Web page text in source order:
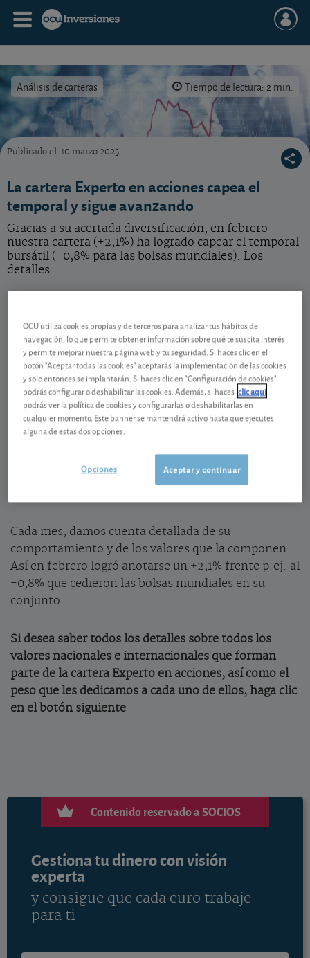
Análisis de carteras Tiempo de lectura: 2 min.
La rentabilidad anual lograda por la car-tera desde su creación se sitúa en el +13,6%.
Publicado el 10 marzo 2025
La cartera Experto en acciones capea el
temporal y sigue avanzando
Gracias a su acertada diversificación, en febrero
nuestra cartera (+2,1%) ha logrado capear el temporal
bursátil (-0,8% para las bolsas mundiales). Los
detalles.
Con el fin de ayudarle en su estrategia de inversión,
los analistas de OCU Inversiones han creado una
cartera de acciones que evoluciona en función de sus
análisis y sus recomendaciones.
La cartera del Experto en acciones reagrupa un
conjunto de valores que nuestros analistas
pretende obtener una distribución correcta de su
ahorro, tanto desde el punto de vista geográfico
Cada mes, damos cuenta detallada de su
comportamiento y de los valores que la componen.
Así en febrero logró anotarse un +2,1% frente p.ej. al
-0,8% que cedieron las bolsas mundiales en su
conjunto.
Si desea saber todos los detalles sobre todos los
valores nacionales e internacionales que forman
parte de la cartera Experto en acciones, así como el
peso que les dedicamos a cada uno de ellos, haga clic
en el botón siguiente
Contenido reservado a SOCIOS
Gestiona tu dinero con visión
experta
y consigue que cada euro trabaje
para ti
OCU utiliza cookies propias y de terceros para analizar tus hábitos de
navegación, lo que permite obtener información sobre qué te suscita interés
y permite mejorar nuestra página web y tu seguridad. Si haces clic en el
botón "Aceptar todas las cookies" aceptarás la implementación de las cookies
y solo entonces se implantarán. Si haces clic en "Configuración de cookies"
podrás configurar o deshabilitar las cookies. Además, si haces clic aquí
podrás ver la política de cookies y configurarlas o deshabilitarlas en
cualquier momento. Este banner se mantendrá activo hasta que ejecutes
alguna de estas dos opciones.
Aceptar y continuar
Opciones